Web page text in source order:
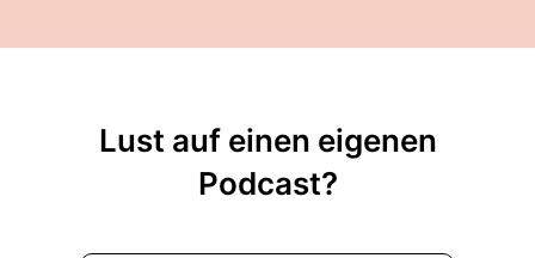
Lust auf einen eigenen
Podcast?